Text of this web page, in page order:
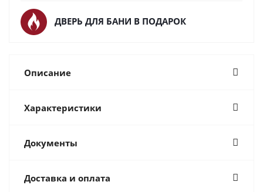
ДВЕРЬ ДЛЯ БАНИ В ПОДАРОК
Описание
Характеристики
Документы
Доставка и оплата